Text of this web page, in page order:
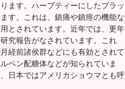
ます。ハーブティーにしたブラッ
す。これは、鎮痛や鎮痙の機能な
とされています。近年では、更年
究報告がなされています。これ
経前諸侯群などにも有効とされて
ペン配糖体などが知られていま
日本ではアメリカショウマとも呼